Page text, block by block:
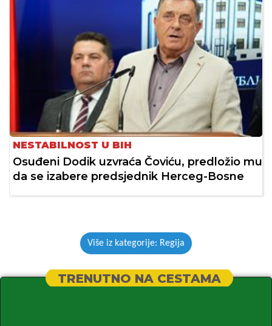
NESTABILNOST U BIH
Osuđeni Dodik uzvraća Čoviću, predložio mu
da se izabere predsjednik Herceg-Bosne
Više iz kategorije: Regija
TRENUTNO NA CESTAMA